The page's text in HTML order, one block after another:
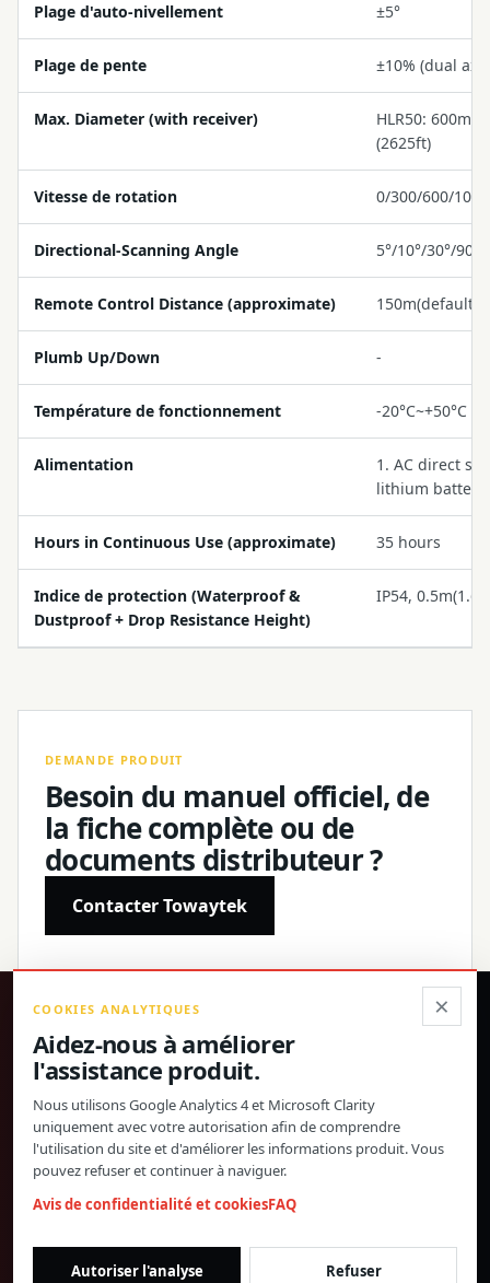
Plage d'auto-nivellement ±5°
Plage de pente ±10% (dual
Max. Diameter (with receiver)
HLR50: 600m
(2625ft)
Vitesse de rotation 0/300/600/
Directional-Scanning Angle 5°/10°/30°/90°
Remote Control Distance (approximate) 150m(default)/
Plumb Up/Down -
Température de fonctionnement -20°C~+50°C (-
Alimentation
1. AC direct
lithium battery
Hours in Continuous Use (approximate) 35 hours
Indice de protection (Waterproof &
Dustproof + Drop Resistance Height)
IP54,
DEMANDE PRODUIT
Besoin du manuel officiel, de
la fiche complète ou de
documents distributeur ?
Contacter Towaytek
®
Produits de précision, spécifications confirmées et
assistance mondiale directe.
© 2026 Toway Technology (Shanghai) Co., Ltd. Tous droits réservés.
Confidentialité et cookiesFAQ Paramètres des cookies
DISTRIBUTEURS
×
COOKIES ANALYTIQUES
Aidez-nous à améliorer
l'assistance produit.
Nous utilisons Google Analytics 4 et Microsoft Clarity
uniquement avec votre autorisation afin de comprendre
l'utilisation du site et d'améliorer les informations produit. Vous
pouvez refuser et continuer à naviguer.
Avis de confidentialité et cookiesFAQ
Autoriser l'analyse Refuser